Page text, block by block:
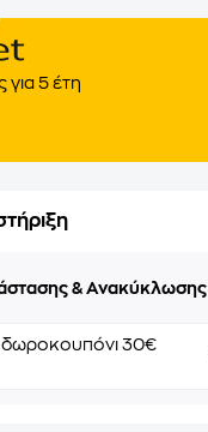
5 έτη
& Ανακύκλωσης
30€